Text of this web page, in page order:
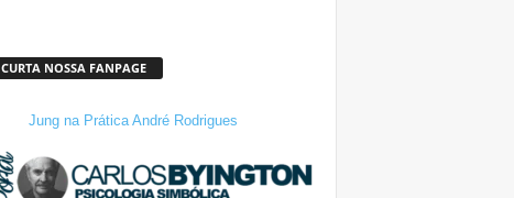
CURTA NOSSA FANPAGE
Jung na Prática André Rodrigues